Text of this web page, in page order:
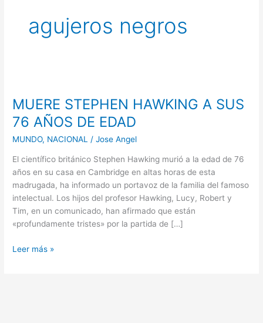
agujeros negros
MUERE STEPHEN HAWKING A SUS
76 AÑOS DE EDAD
MUNDO, NACIONAL /Jose Angel
El científico británico Stephen Hawking murió a la edad de 76
años en su casa en Cambridge en altas horas de esta
madrugada, ha informado un portavoz de la familia del famoso
intelectual. Los hijos del profesor Hawking, Lucy, Robert y
Tim, en un comunicado, han afirmado que están
«profundamente tristes» por la partida de […]
HAWKING
A
SUS
76
AÑOS
DE
EDAD
Leer más »